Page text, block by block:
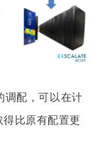
调配，可以在计
比原有配置更